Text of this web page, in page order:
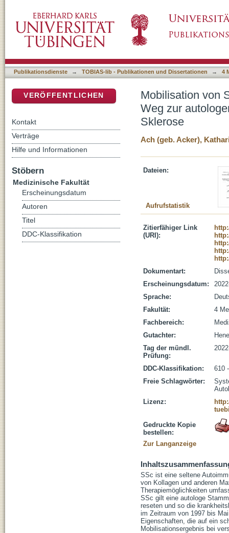
Stammzelltransplantation bei Systemischer
Publikationsdienste → TOBIAS-lib - Publikationen und Dissertationen → 4
Mobilisation von
Weg zur
Sklerose
Ach (geb. Acker),
Dateien:
Aufrufstatistik
Zitierfähiger Link
(URI):
Dokumentart:
Erscheinungsdatum:
Sprache:
Fakultät:
4
Fachbereich:
Gutachter:
Tag der mündl.
Prüfung:
DDC-Klassifikation:
610
Freie Schlagwörter:
Lizenz:
Gedruckte Kopie
bestellen:
Zur Langanzeige
SSc ist eine seltene
von Kollagen und anderen
Therapiemöglichkeiten
SSc gilt eine autologe
reseten und so die
im Zeitraum von 1997 bis
Eigenschaften, die auf ein
Mobilisationsergebnis bei
VERÖFFENTLICHEN
Kontakt
Verträge
Hilfe und Informationen
Stöbern
Medizinische Fakultät
Erscheinungsdatum
Autoren
Titel
DDC-Klassifikation